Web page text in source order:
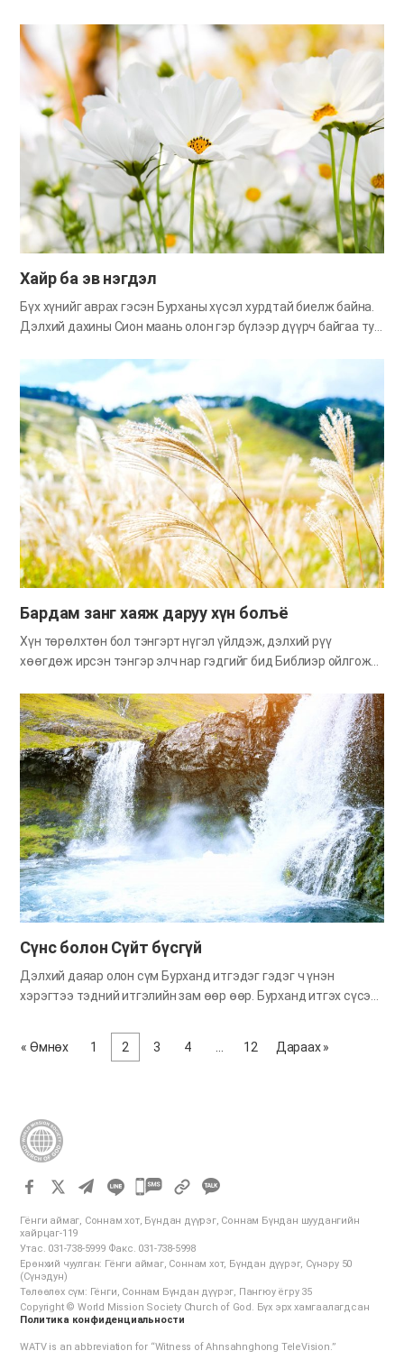
байгаад Бурханы ивээлээр Египетээс чөлөөлөгдөж сүү,
зөгийн бал бялхсан Канаан нутгийг зорин гарцгаав. Тэд
Бурханы сонгосон ард түмнийхээ хувьд Алгасал баяр
тэмдэглэж, Бурханы гэрээний үг болох Арван тушаал, өөр
бусад тушаал, зарлиг, хуулийг ч Бурханаас хүлээн авсан
байна. Тэд хэдийгээр Бурханы гэрээг хүлээн авсан сонгосон
ард түмэн ч гэлээ ихэнх нь Канаан нутагт хүрч чадалгүй
цөлд мөхжээ. Үүний гол учир нь тэд сорилтыг ялж чадаагүйд
байсан аж. Өнөө үед бид ч мөн Библид зөгнөгдсөн гэрээний
ард түмэн, амлалтын хүүхдүүдийн хувьд Бурханы бидэнд
зөвшөөрсөн үнэний тал дээр эргэлздэггүй. Харин сорилтыг
ялж чаддаггүй нь л бидний гол…
Хайр ба эв нэгдэл
Бүх хүнийг аврах гэсэн Бурханы хүсэл хурдтай биелж байна.
Дэлхий дахины Сион маань олон гэр бүлээр дүүрч байгаа тул
энэрэл гэж би бодож байна. Тэнгэр Эцэг, Эх маань зөгнөл
биелүүлэхээр гүйж яваа хүүхдүүддээ биенээ хайрлаж, өөр
хоорондоо нэгдээрэй гэж байнга онцлон захидаг. Бид
Бурханы энэхүү сургаалыг дуулгавартай дагах үед дэлхийн
үндэстнүүдэд ерөөлтэй мэдээ сонсох яруу алдрын зам
нээгдэх юм. Сайн мэдээ тунхаглах үйлсэд оролцохын
зэрэгцээ хайр ба эв нэгдлийн ач холбогдлыг онцолсон
Бурханы хүслийг мэдэж авцгаая. Авралаа гүйцэлдүүлж буй
Бурханы зүй тогтол Бурхан тэнгэр газар, түмэн бодист
хүслээ шингээн бүтээсэн (Илч 4:11). Моддыг хөдөлгөх
хаврын салхинд ч, газарт унах намрын навчист ч Бүтээгч
Эзэн Бурханы зүй тогтол шингэсэн байдаг. Бурхан…
Бардам занг хаяж даруу хүн болъё
Хүн төрөлхтөн бол тэнгэрт нүгэл үйлдэж, дэлхий рүү
хөөгдөж ирсэн тэнгэр элч нар гэдгийг бид Библиэр ойлгож
хүн төрөлхтний өмнөөс Бурхан Өөрөө тэр бүх нүглийн
хөлсийг нь төлж, амийн зам нээж өгсөн билээ. Бурханы
ариун нигүүлслээр бид сүнснийхээ эх нутаг болох тэнгэрийн
оронд буцан урьд өмнө эдэлж байсан мөнх амийн аз
жаргалаа сэргээлгэх амлалт авсан шүү дээ. Одоо бидний
хувьд тэнгэрийн хаанчлалдаа буцах өдөр ойртсоор. Урьдын
нүгэлт зуршлуудаа хаяж, ариун хийгээд итгэл сүсэг бүхий зан
байдалтай болж өөрчлөгдөхийн тулд бид ямар хандлагатай
байх ёстойг Библиэс судалцгаая. Бардам зангаас улбаатай
алдаа Нэгэн эзэн хаан цэргийн хуаранд зочлох үеэрээ
хөнгөхөн хувцаслаад салхилахаар гарчээ. Тэрээр хуаран
руугаа эргээд алхаж явтал салаа зам гарч ирж гэнэ. Аль…
Сүнс болон Сүйт бүсгүй
Дэлхий даяар олон сүм Бурханд итгэдэг гэдэг ч үнэн
хэрэгтээ тэдний итгэлийн зам өөр өөр. Бурханд итгэх сүсэгт
мэдлэггүй буйн хөдөлшгүй нотолгоо юм. Паул элч Грект сайн
мэдээ тунхаглаж байх үед “эс танигдсан бурханд” гэсэн
танигдсан бурханд тахил өргөж, мөргөнө гэдэг ямар гэнэн
бас мунхаг хэрэг вэ! Бид Бурханыг зөв таньж мэдвэл мөргөл
болгоно. Библиэр дамжуулан Сүнс ба Сүйт бүсгүйн талаар
судалж үзээд, Бурханы тал дээр үнэн зөв мэдлэгтэй болж,
эс танигдсан бурханд үйлчлэлгүй үнэн…
« Өмнөх 1 2 3 4 12 Дараах »
카
오
공
유
하
기
Гёнги аймаг, Соннам хот, Бүндан дүүрэг, Соннам Бүндан шуудангийн
хайрцаг-119
Утас. 031-738-5999 Факс. 031-738-5998
Ерөнхий чуулган: Гёнги аймаг, Соннам хот, Бүндан дүүрэг, Сүнэру 50
(Сүнэдун)
Төлөөлөх сүм: Гёнги, Соннам Бүндан дүүрэг, Пангюу ёгру 35
Copyright © World Mission Society Church of God. Бүх эрх хамгаалагдсан
Политика конфиденциальности
WATV is an abbreviation for “Witness of Ahnsahnghong TeleVision.”